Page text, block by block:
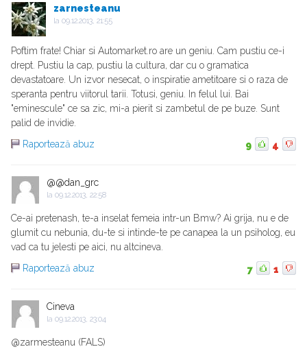
zarnesteanu
la 09.12.2013, 21:55
Poftim frate! Chiar si Automarket.ro are un geniu. Cam pustiu ce-i
drept. Pustiu la cap, pustiu la cultura, dar cu o gramatica
devastatoare. Un izvor nesecat, o inspiratie ametitoare si o raza de
speranta pentru viitorul tarii. Totusi, geniu. In felul lui. Bai
"eminescule" ce sa zic, mi-a pierit si zambetul de pe buze. Sunt
palid de invidie.
Raportează abuz
9 4
@@dan_grc
la 09.12.2013, 22:58
Ce-ai pretenash, te-a inselat femeia intr-un Bmw? Ai grija, nu e de
glumit cu nebunia, du-te si intinde-te pe canapea la un psiholog, eu
vad ca tu jelesti pe aici, nu altcineva.
Raportează abuz
7 1
Cineva
la 09.12.2013, 23:04
@zarmesteanu (FALS)